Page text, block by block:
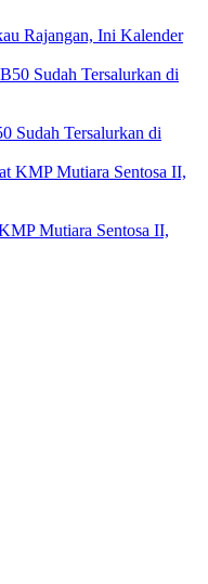
Rajangan, Ini Kalender
Sudah Tersalurkan di
Mutiara Sentosa II,